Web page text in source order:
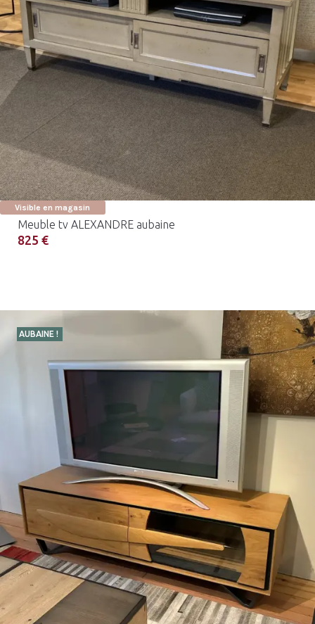
Visible en magasin
Meuble tv ALEXANDRE aubaine
825 €
AUBAINE !